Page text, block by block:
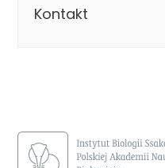
Kontakt